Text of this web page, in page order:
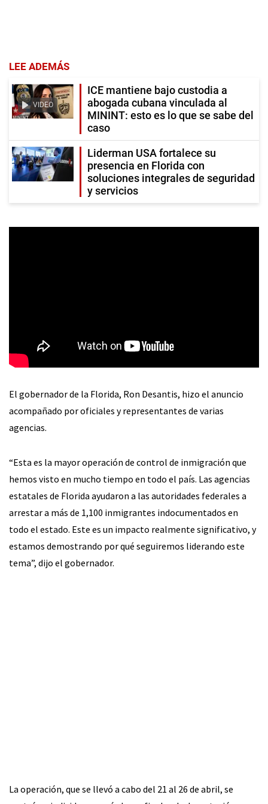
LEE ADEMÁS
VIDEO
ICE mantiene bajo custodia a
abogada cubana vinculada al
MININT: esto es lo que se sabe del
caso
Liderman USA fortalece su
presencia en Florida con
soluciones integrales de seguridad
y servicios
El gobernador de la Florida, Ron Desantis, hizo el anuncio
acompañado por oficiales y representantes de varias
agencias.
“Esta es la mayor operación de control de inmigración que
hemos visto en mucho tiempo en todo el país. Las agencias
estatales de Florida ayudaron a las autoridades federales a
arrestar a más de 1,100 inmigrantes indocumentados en
todo el estado. Este es un impacto realmente significativo, y
estamos demostrando por qué seguiremos liderando este
tema”, dijo el gobernador.
La operación, que se llevó a cabo del 21 al 26 de abril, se